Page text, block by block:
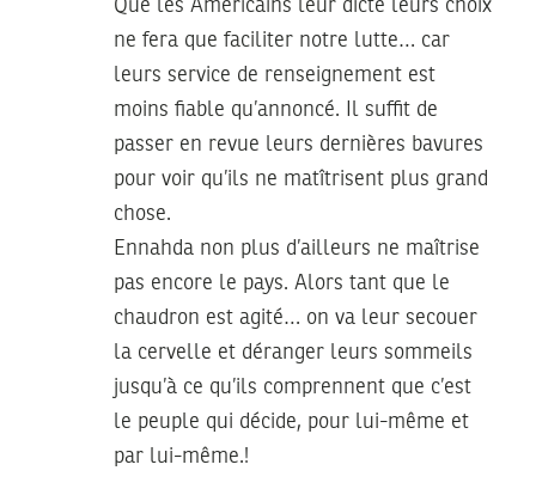
Que les Américains leur dicte leurs choix
ne fera que faciliter notre lutte… car
leurs service de renseignement est
moins fiable qu’annoncé. Il suffit de
passer en revue leurs dernières bavures
pour voir qu’ils ne matîtrisent plus grand
chose.
Ennahda non plus d’ailleurs ne maîtrise
pas encore le pays. Alors tant que le
chaudron est agité… on va leur secouer
la cervelle et déranger leurs sommeils
jusqu’à ce qu’ils comprennent que c’est
le peuple qui décide, pour lui-même et
par lui-même.!